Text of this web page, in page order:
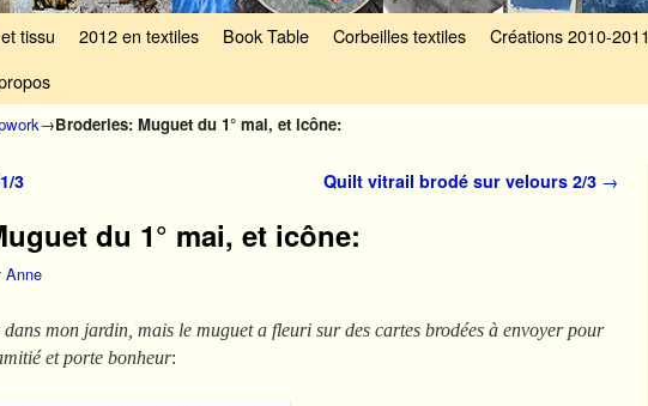
tissu 2012 en textiles Book Table Corbeilles textiles Créations 2010-2011
→Broderies: Muguet du 1° mai, et icône:
3 Quilt vitrail brodé sur velours 2/3 →
du 1° mai, et icône:
Anne
mon jardin, mais le muguet a fleuri sur des cartes brodées à envoyer pour
et porte bonheur: